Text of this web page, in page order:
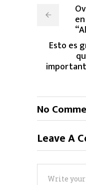
Esto es
No
Leave A